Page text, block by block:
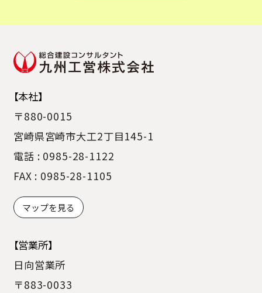
【本社】
〒880-0015
宮崎県宮崎市大工2丁目145-1
電話 : 0985-28-1122
FAX : 0985-28-1105
マップを見る
【営業所】
日向営業所
〒883-0033